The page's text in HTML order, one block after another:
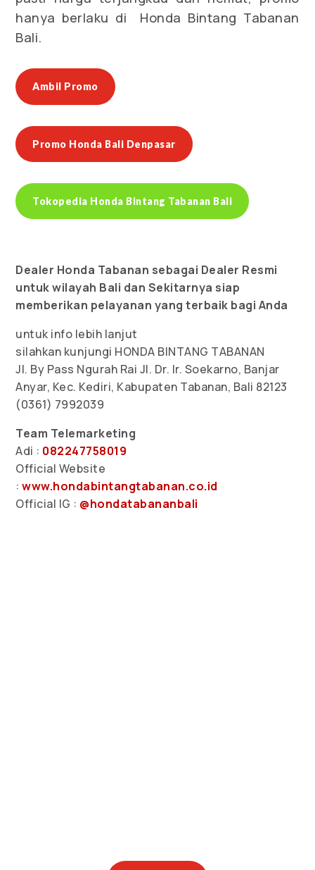
hanya berlaku di Honda Bintang Tabanan
Bali.
Ambil Promo
Promo Honda Bali Denpasar
Tokopedia Honda Bintang Tabanan Bali
Dealer Honda Tabanan sebagai Dealer Resmi
untuk wilayah Bali dan Sekitarnya siap
memberikan pelayanan yang terbaik bagi Anda
untuk info lebih lanjut
silahkan kunjungi HONDA BINTANG TABANAN
Jl. By Pass Ngurah Rai Jl. Dr. Ir. Soekarno, Banjar
Anyar, Kec. Kediri, Kabupaten Tabanan, Bali 82123
(0361) 7992039
Team Telemarketing
Adi : 082247758019
Official Website
:www.hondabintangtabanan.co.id
Official IG : @hondatabananbali